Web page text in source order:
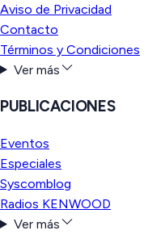
Aviso de Privacidad
Contacto
Términos y Condiciones
Ver más
PUBLICACIONES
Eventos
Especiales
Syscomblog
Radios KENWOOD
Ver más